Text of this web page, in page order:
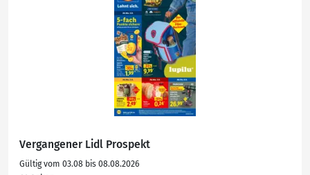
Vergangener Lidl Prospekt
Gültig vom 03.08 bis 08.08.2026